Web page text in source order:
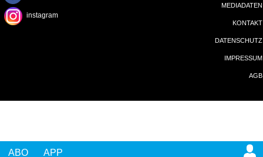
ABO APP
instagram
MEDIADATEN
KONTAKT
DATENSCHUTZ
IMPRESSUM
AGB